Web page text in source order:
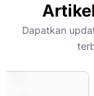
Dapatkan